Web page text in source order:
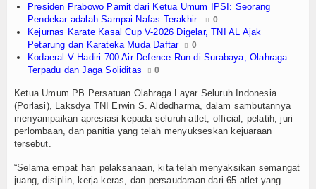
Seni & Budaya
Sorot
Tokoh
Wisata
TV
Presiden Prabowo Pamit dari Ketua Umum IPSI: Seorang
Pendekar adalah Sampai Nafas Terakhir
0
Kejurnas Karate Kasal Cup V-2026 Digelar, TNI AL Ajak
Petarung dan Karateka Muda Daftar
0
Kodaeral V Hadiri 700 Air Defence Run di Surabaya, Olahraga
Terpadu dan Jaga Soliditas
0
Ketua Umum PB Persatuan Olahraga Layar Seluruh Indonesia
(Porlasi), Laksdya TNI Erwin S. Aldedharma, dalam sambutannya
menyampaikan apresiasi kepada seluruh atlet, official, pelatih, juri
perlombaan, dan panitia yang telah menyukseskan kejuaraan
tersebut.
“Selama empat hari pelaksanaan, kita telah menyaksikan semangat
juang, disiplin, kerja keras, dan persaudaraan dari 65 atlet yang